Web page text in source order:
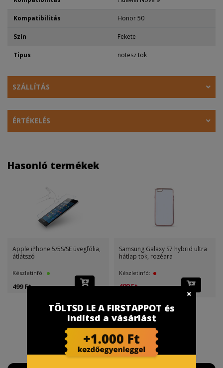
Kompatibilitás Honor 50
Szín Fekete
Tipus notesz tok
SZÁLLÍTÁS
ÉRTÉKELÉS
Hasonló termékek
Apple iPhone 5/5S/SE üvegfólia,
átlátszó
Készletinfó:
499 Ft
Samsung Galaxy S7 hybrid ultra
hátlap tok, rozéara
Készletinfó:
499 Ft
TÖLTSD LE A FIRSTAPPOT és
indítsd a vásárlást